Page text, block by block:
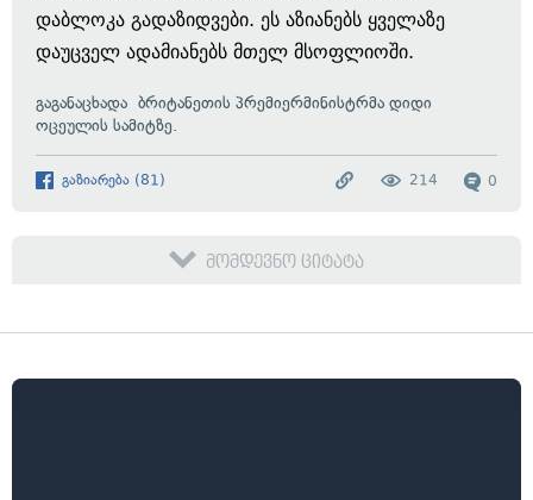
დაბლოკა გადაზიდვები. ეს აზიანებს ყველაზე
დაუცველ ადამიანებს მთელ მსოფლიოში.
გაგანაცხადა ბრიტანეთის პრემიერმინისტრმა დიდი
ოცეულის სამიტზე.
გაზიარება (81) 0
214
მომდევნო ციტატა